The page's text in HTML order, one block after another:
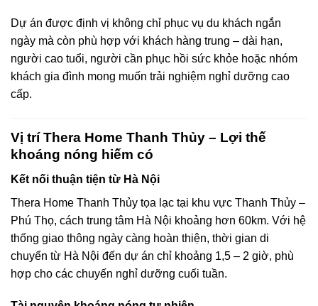
Dự án được định vị không chỉ phục vụ du khách ngắn
ngày mà còn phù hợp với khách hàng trung – dài hạn,
người cao tuổi, người cần phục hồi sức khỏe hoặc nhóm
khách gia đình mong muốn trải nghiệm nghỉ dưỡng cao
cấp.
Vị trí Thera Home Thanh Thủy – Lợi thế
khoáng nóng hiếm có
Kết nối thuận tiện từ Hà Nội
Thera Home Thanh Thủy tọa lạc tại khu vực Thanh Thủy –
Phú Thọ, cách trung tâm Hà Nội khoảng hơn 60km. Với hệ
thống giao thông ngày càng hoàn thiện, thời gian di
chuyển từ Hà Nội đến dự án chỉ khoảng 1,5 – 2 giờ, phù
hợp cho các chuyến nghỉ dưỡng cuối tuần.